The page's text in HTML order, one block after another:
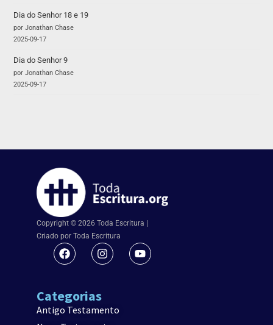
Dia do Senhor 18 e 19
por Jonathan Chase
2025-09-17
Dia do Senhor 9
por Jonathan Chase
2025-09-17
Copyright © 2026 Toda Escritura |
Criado por Toda Escritura
Categorias
Antigo Testamento